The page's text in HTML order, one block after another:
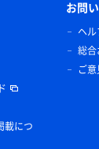
載につ
お問
ヘ
総合
ご